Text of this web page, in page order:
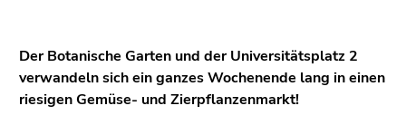
Zur
Suche
(Zugriffstaste
Der Botanische Garten und der Universitätsplatz 2
verwandeln sich ein ganzes Wochenende lang in einen
riesigen Gemüse- und Zierpflanzenmarkt!